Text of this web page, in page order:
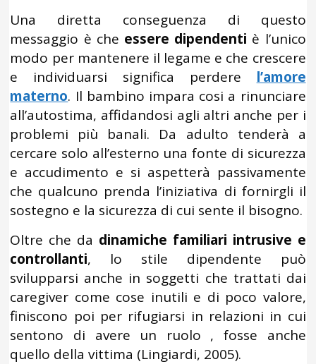
Una diretta conseguenza di questo
messaggio è che essere dipendenti è l’unico
modo per mantenere il legame e che crescere
e individuarsi significa perdere l’amore
materno. Il bambino impara cosi a rinunciare
all’autostima, affidandosi agli altri anche per i
problemi più banali. Da adulto tenderà a
cercare solo all’esterno una fonte di sicurezza
e accudimento e si aspetterà passivamente
che qualcuno prenda l’iniziativa di fornirgli il
sostegno e la sicurezza di cui sente il bisogno.
Oltre che da dinamiche familiari intrusive e
controllanti, lo stile dipendente può
svilupparsi anche in soggetti che trattati dai
caregiver come cose inutili e di poco valore,
finiscono poi per rifugiarsi in relazioni in cui
sentono di avere un ruolo , fosse anche
quello della vittima (Lingiardi, 2005).